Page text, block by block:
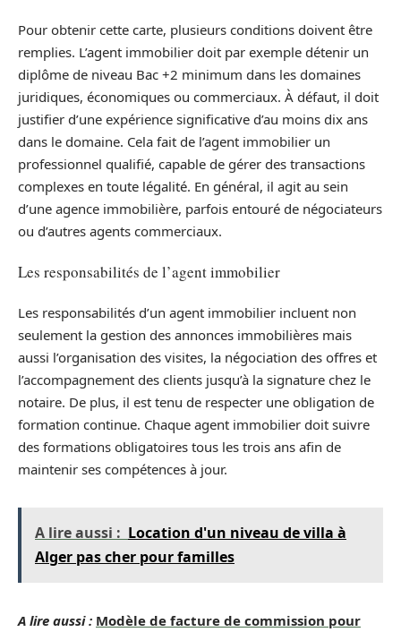
Pour obtenir cette carte, plusieurs conditions doivent être
remplies. L’agent immobilier doit par exemple détenir un
diplôme de niveau Bac +2 minimum dans les domaines
juridiques, économiques ou commerciaux. À défaut, il doit
justifier d’une expérience significative d’au moins dix ans
dans le domaine. Cela fait de l’agent immobilier un
professionnel qualifié, capable de gérer des transactions
complexes en toute légalité. En général, il agit au sein
d’une agence immobilière, parfois entouré de négociateurs
ou d’autres agents commerciaux.
Les responsabilités de l’agent immobilier
Les responsabilités d’un agent immobilier incluent non
seulement la gestion des annonces immobilières mais
aussi l’organisation des visites, la négociation des offres et
l’accompagnement des clients jusqu’à la signature chez le
notaire. De plus, il est tenu de respecter une obligation de
formation continue. Chaque agent immobilier doit suivre
des formations obligatoires tous les trois ans afin de
maintenir ses compétences à jour.
A lire aussi : Location d'un niveau de villa à
Alger pas cher pour familles
A lire aussi : Modèle de facture de commission pour